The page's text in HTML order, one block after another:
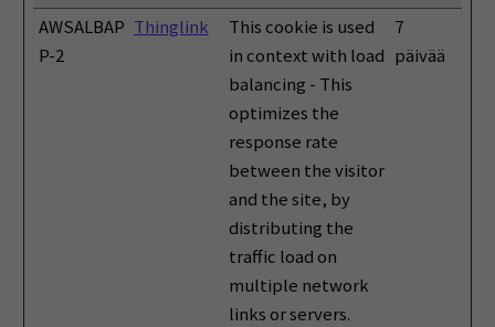
AWSALBAP
P-2
Thinglink
This cookie is used
in context with load
balancing - This
optimizes the
response rate
between the visitor
and the site, by
distributing the
traffic load on
multiple network
links or servers.
7
päivää